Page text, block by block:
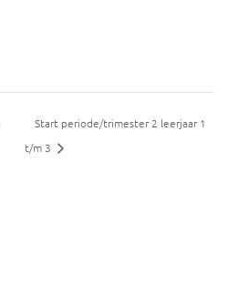
Start periode/trimester 2 leerjaar 1
t/m 3